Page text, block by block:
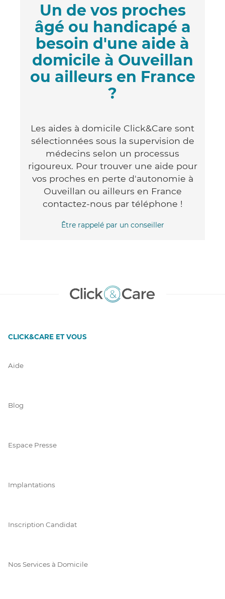
Un de vos proches
âgé ou handicapé a
besoin d'une aide à
domicile à Ouveillan
ou ailleurs en France
?
Les aides à domicile Click&Care sont
sélectionnées sous la supervision de
médecins selon un processus
rigoureux. Pour trouver une aide pour
vos proches en perte d'autonomie à
Ouveillan ou ailleurs en France
contactez-nous par téléphone !
Être rappelé par un conseiller
CLICK&CARE ET VOUS
Aide
Blog
Espace Presse
Implantations
Inscription Candidat
Nos Services à Domicile